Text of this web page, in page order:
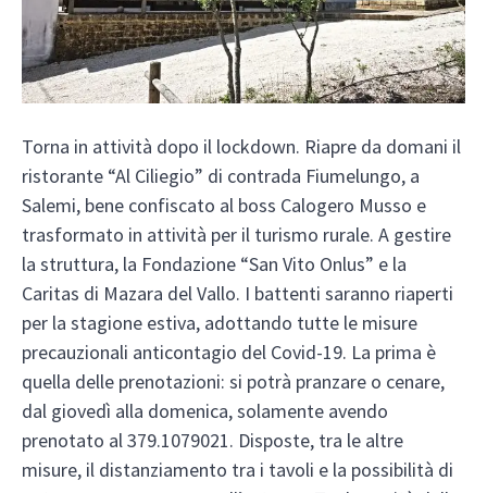
Torna in attività dopo il lockdown. Riapre da domani il
ristorante “Al Ciliegio” di contrada Fiumelungo, a
Salemi, bene confiscato al boss Calogero Musso e
trasformato in attività per il turismo rurale. A gestire
la struttura, la Fondazione “San Vito Onlus” e la
Caritas di Mazara del Vallo. I battenti saranno riaperti
per la stagione estiva, adottando tutte le misure
precauzionali anticontagio del Covid-19. La prima è
quella delle prenotazioni: si potrà pranzare o cenare,
dal giovedì alla domenica, solamente avendo
prenotato al 379.1079021. Disposte, tra le altre
misure, il distanziamento tra i tavoli e la possibilità di